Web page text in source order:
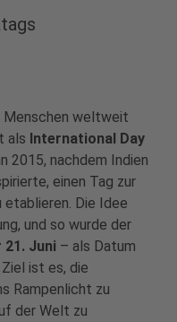
Menschen weltweit
als International Day
2015, nachdem Indien
einen Tag zur
etablieren. Die Idee
und so wurde der
21. Juni – als Datum
ist es, die
Rampenlicht zu
der Welt zu